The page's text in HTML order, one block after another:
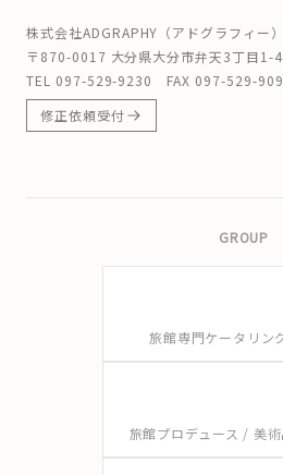
株式会社ADGRAPHY（アドグラフィー）
〒870-0017 大分県大分市弁天3丁目1-
TEL 097-529-9230
FAX 097-529-
修正依頼受付
GROUP
旅館専門ケータリン
旅館プロデュース / 美